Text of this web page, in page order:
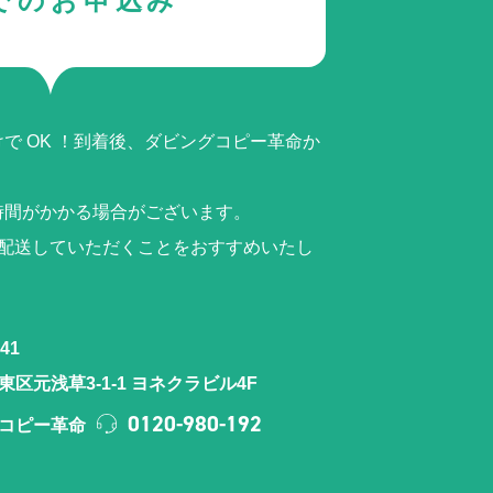
OK ！到着後、ダビングコピー革命か
がかかる場合がございます。
送していただくことをおすすめいたし
区元浅草3-1-1 ヨネクラビル4F
ピー革命 0120-980-192